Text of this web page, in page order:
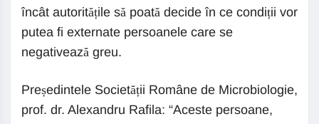
încât autoritățile să poată decide în ce condiții vor
putea fi externate persoanele care se
negativează greu.
Președintele Societății Române de Microbiologie,
prof. dr. Alexandru Rafila: “Aceste persoane,